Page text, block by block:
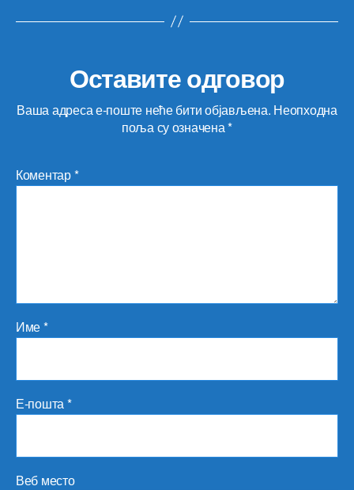
Оставите одговор
Ваша адреса е-поште неће бити објављена. Неопходна
поља су означена*
Коментар*
Име*
Е-пошта*
Веб место